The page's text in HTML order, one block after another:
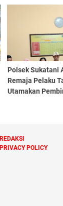
Polsek Sukatani
Remaja Pelaku
Utamakan
REDAKSI
PRIVACY POLICY